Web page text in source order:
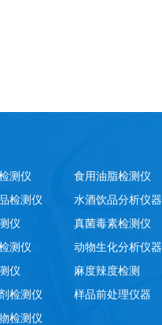
测仪
检测仪
仪
测仪
仪
检测仪
检测仪
食用油脂检测仪
水酒饮品分析仪器
真菌毒素检测仪
动物生化分析仪器
麻度辣度检测
样品前处理仪器